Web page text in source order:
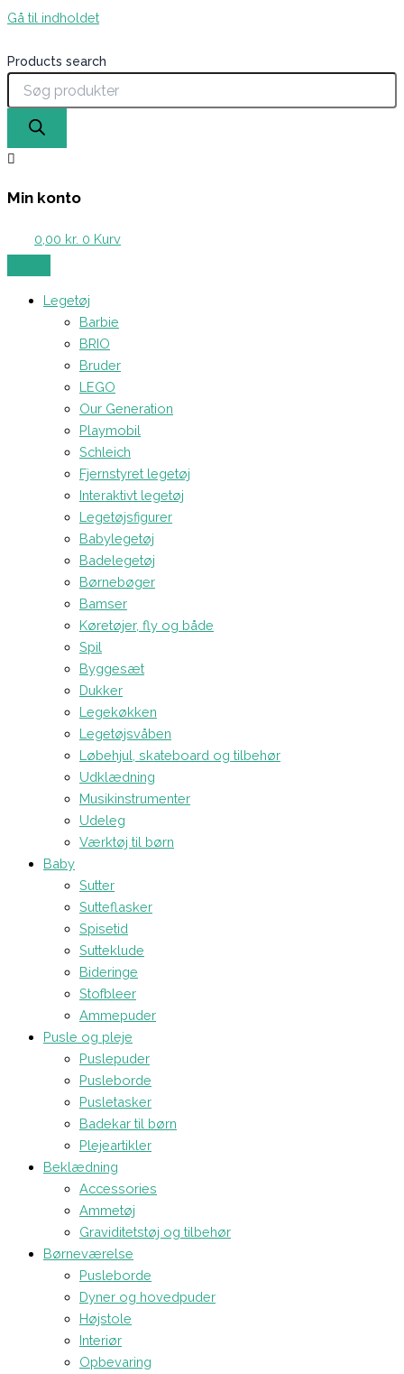
Gå til indholdet
Products search
Min konto
0,00 kr. 0 Kurv
Legetøj
Barbie
BRIO
Bruder
LEGO
Our Generation
Playmobil
Schleich
Fjernstyret legetøj
Interaktivt legetøj
Legetøjsfigurer
Babylegetøj
Badelegetøj
Børnebøger
Bamser
Køretøjer, fly og både
Spil
Byggesæt
Dukker
Legekøkken
Legetøjsvåben
Løbehjul, skateboard og tilbehør
Udklædning
Musikinstrumenter
Udeleg
Værktøj til børn
Baby
Sutter
Sutteflasker
Spisetid
Sutteklude
Bideringe
Stofbleer
Ammepuder
Pusle og pleje
Puslepuder
Pusleborde
Pusletasker
Badekar til børn
Plejeartikler
Beklædning
Accessories
Ammetøj
Graviditetstøj og tilbehør
Børneværelse
Pusleborde
Dyner og hovedpuder
Højstole
Interiør
Opbevaring